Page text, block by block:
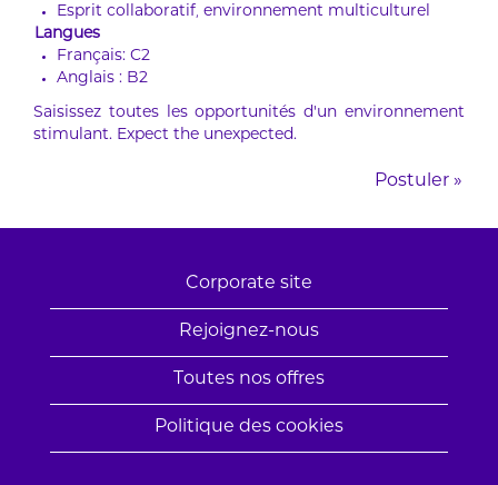
Esprit collaboratif, environnement multiculturel
Langues
Français: C2
Anglais : B2
Saisissez toutes les opportunités d’un environnement
stimulant. Expect the unexpected.
Postuler »
Corporate site
Rejoignez-nous
Toutes nos offres
Politique des cookies